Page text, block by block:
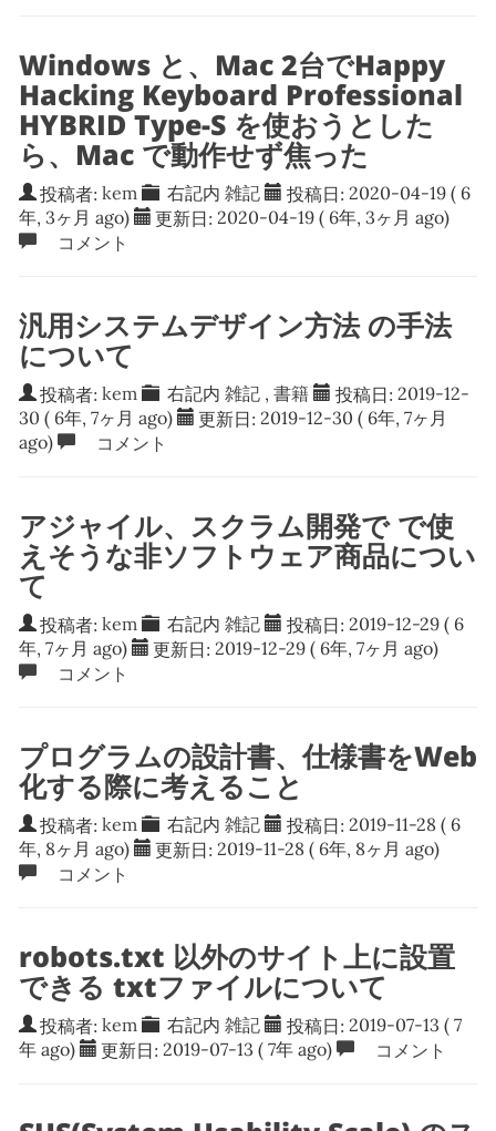
Windows と、Mac 2台でHappy
Hacking Keyboard Professional
HYBRID Type-S を使おうとした
ら、Mac で動作せず焦った
投稿者: kem 右記内雑記 投稿日: 2020-04-19( 6
年, 3ヶ月 ago)
更新日: 2020-04-19 ( 6年, 3ヶ月 ago)
コメント
汎用システムデザイン方法 の手法
について
投稿者: kem 右記内雑記 ,書籍 投稿日: 2019-12-
30 ( 6年, 7ヶ月 ago) 更新日: 2019-12-30 ( 6年, 7ヶ月
ago)
コメント
アジャイル、スクラム開発で で使
えそうな非ソフトウェア商品につい
て
投稿者: kem 右記内雑記 投稿日: 2019-12-29( 6
年, 7ヶ月 ago)
更新日: 2019-12-29 ( 6年, 7ヶ月 ago)
コメント
プログラムの設計書、仕様書をWeb
化する際に考えること
投稿者: kem 右記内雑記 投稿日: 2019-11-28( 6
年, 8ヶ月 ago)
更新日: 2019-11-28 ( 6年, 8ヶ月 ago)
コメント
robots.txt 以外のサイト上に設置
できる txtファイルについて
投稿者: kem 右記内雑記 投稿日: 2019-07-13 ( 7
年 ago)
更新日: 2019-07-13 ( 7年 ago) コメント